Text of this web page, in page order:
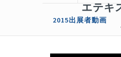
エテキ
2015出展者動画